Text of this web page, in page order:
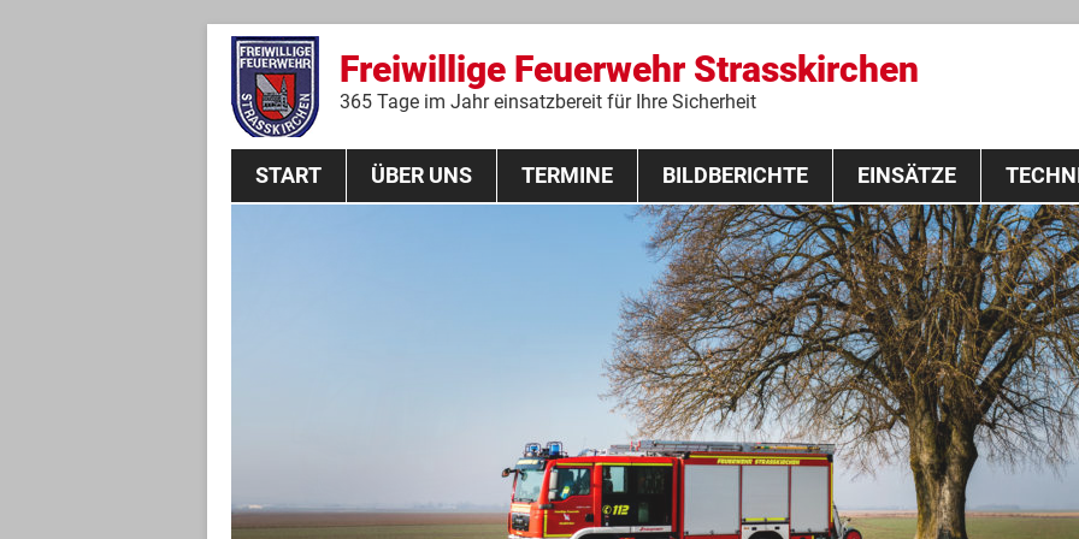
Freiwillige Feuerwehr Strasskirchen
365 Tage im Jahr einsatzbereit für Ihre Sicherheit
Zum
springen
START ÜBER UNS TERMINE
THL Lehrgang 2020
BILDBERICHTE EINSÄTZE
Fahrzeuge
Ausrüstung